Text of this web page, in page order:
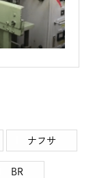
ナフサ
BR